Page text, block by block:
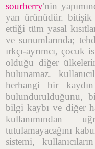
sourberry'nin
yan ürünüdür. bitişik
ettiği tüm yasal
ve sunumlarında;
ırkçı-ayrımcı, çocuk
olduğu diğer ülkelerin
bulunamaz.
herhangi bir
bulundurulduğunu,
bilgi kaybı ve diğer
kullanımından
tutulamayacağını
sistemi,